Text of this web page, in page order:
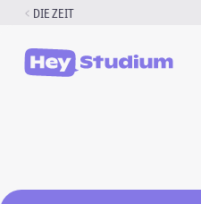
Zum
springen
DIE ZEIT